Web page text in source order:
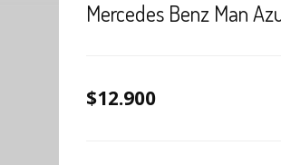
Mercedes Benz Man
$12.900